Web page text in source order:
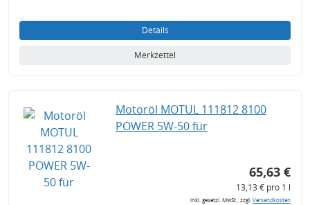
Details
Merkzettel
Motoröl MOTUL 111812 8100
POWER 5W-50 für
65,63 €
13,13 € pro 1 l
inkl. gesetzl. MwSt., zzgl.Versandkosten